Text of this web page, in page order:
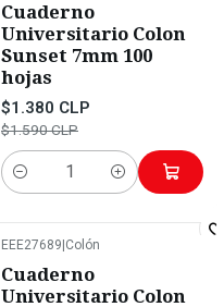
Cuaderno
Universitario Colon
Sunset 7mm 100
hojas
$1.380 CLP
$1.590 CLP
Cantidad
EEE27689|Colón
Cuaderno
Universitario Colon